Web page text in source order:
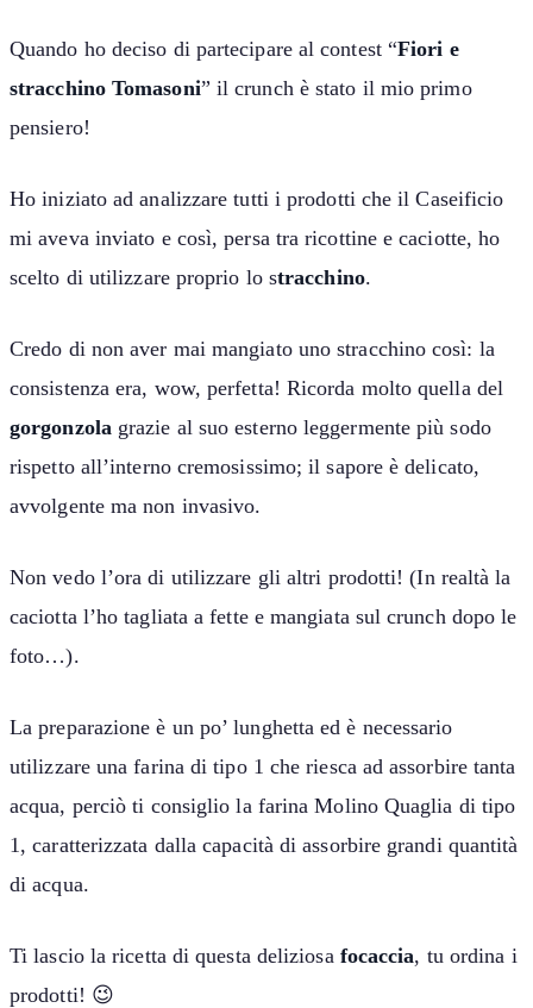
Quando ho deciso di partecipare al contest “Fiori e
stracchino Tomasoni” il crunch è stato il mio primo
pensiero!
Ho iniziato ad analizzare tutti i prodotti che il Caseificio
mi aveva inviato e così, persa tra ricottine e caciotte, ho
scelto di utilizzare proprio lo stracchino.
Credo di non aver mai mangiato uno stracchino così: la
consistenza era, wow, perfetta! Ricorda molto quella del
gorgonzola grazie al suo esterno leggermente più sodo
rispetto all’interno cremosissimo; il sapore è delicato,
avvolgente ma non invasivo.
Non vedo l’ora di utilizzare gli altri prodotti! (In realtà la
caciotta l’ho tagliata a fette e mangiata sul crunch dopo le
foto…).
La preparazione è un po’ lunghetta ed è necessario
utilizzare una farina di tipo 1 che riesca ad assorbire tanta
acqua, perciò ti consiglio la farina Molino Quaglia di tipo
1, caratterizzata dalla capacità di assorbire grandi quantità
di acqua.
Ti lascio la ricetta di questa deliziosa focaccia, tu ordina i
prodotti! 😉